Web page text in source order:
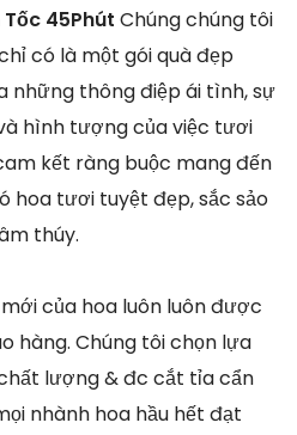
Tốc 45Phút Chúng chúng tôi
có là một gói quà đẹp
những thông điệp ái tình, sự
hình tượng của việc tươi
kết ràng buộc mang đến
hoa tươi tuyệt đẹp, sắc sảo
thúy.
của hoa luôn luôn được
hàng. Chúng tôi chọn lựa
lượng & đc cắt tỉa cẩn
nhành hoa hầu hết đạt